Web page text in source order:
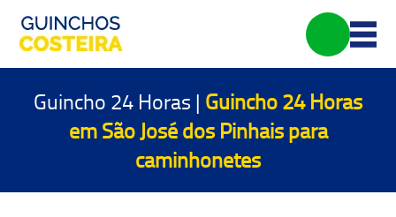
Guincho 24 Horas | Guincho 24 Horas
em São José dos Pinhais para
caminhonetes